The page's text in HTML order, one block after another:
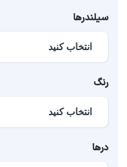
سیلندرها
رنگ
درها